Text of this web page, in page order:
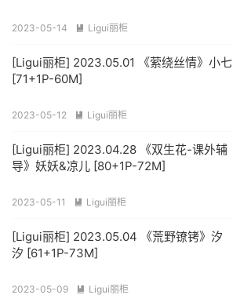
2023-05-14  Ligui丽柜
[Ligui丽柜] 2023.05.01 《萦绕丝情》小七
[71+1P-60M]
2023-05-12  Ligui丽柜
[Ligui丽柜] 2023.04.28 《双生花-课外辅
导》妖妖&凉儿 [80+1P-72M]
2023-05-11  Ligui丽柜
[Ligui丽柜] 2023.05.04 《荒野镣铐》汐
汐 [61+1P-73M]
2023-05-09  Ligui丽柜